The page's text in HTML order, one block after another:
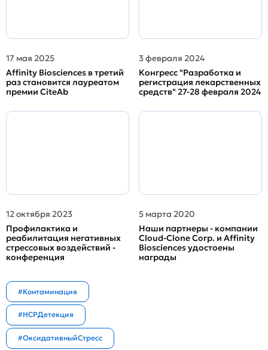
17 мая 2025
Affinity Biosciences в третий
раз становится лауреатом
премии CiteAb
3 февраля 2024
Конгресс "Разработка и
регистрация лекарственных
средств" 27-28 февраля 2024
12 октября 2023
Профилактика и
реабилитация негативных
стрессовых воздействий -
конференция
5 марта 2020
Наши партнеры - компании
Cloud-Clone Corp. и Affinity
Biosciences удостоены
награды
#Контаминация
#HCPДетекция
#ОксидативныйСтресс